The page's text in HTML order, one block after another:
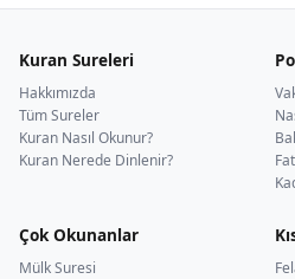
Kuran Sureleri
Hakkımızda
Tüm Sureler
Kuran Nasıl Okunur?
Kuran Nerede Dinlenir?
Çok Okunanlar
Mülk Suresi